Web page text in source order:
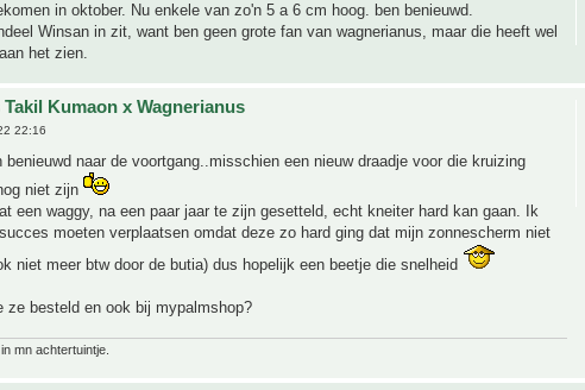
in oktober. Nu enkele van zo'n 5 a 6 cm hoog. ben benieuwd.
Winsan in zit, want ben geen grote fan van wagnerianus, maar die heeft wel
het zien.
Kumaon x Wagnerianus
22:16
benieuwd naar de voortgang..misschien een nieuw draadje voor die kruizing
niet zijn
een waggy, na een paar jaar te zijn gesetteld, echt kneiter hard kan gaan. Ik
moeten verplaatsen omdat deze zo hard ging dat mijn zonnescherm niet
niet meer btw door de butia) dus hopelijk een beetje die snelheid
ze besteld en ook bij mypalmshop?
mn achtertuintje.